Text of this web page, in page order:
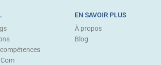
EN SAVOIR PLUS
À propos
Blog